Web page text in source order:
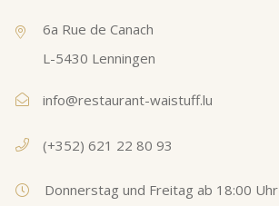
6a Rue de Canach
L-5430 Lenningen
info@restaurant-waistuff.lu
(+352) 621 22 80 93
Donnerstag und Freitag ab 18:00 Uhr